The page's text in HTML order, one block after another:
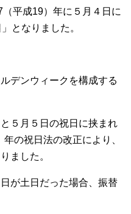
（平成19）年に５月４日に
となりました。
デンウィークを構成する
５月５日の祝日に挟まれ
の祝日法の改正により、
ました。
が土日だった場合、振替